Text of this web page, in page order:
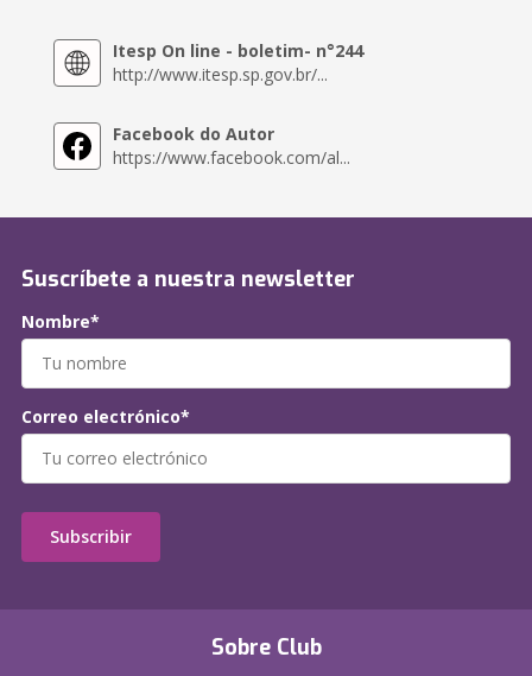
Itesp On line - boletim- n°244
http://www.itesp.sp.gov.br/...
Facebook do Autor
https://www.facebook.com/al...
Sobre Club
Suscríbete a nuestra newsletter
Nombre*
Correo electrónico*
Subscribir